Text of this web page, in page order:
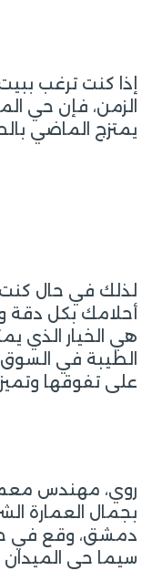
إذا كنت ترغب
الزمن، فإن حي
يمتزج الماضي
لذلك في حال
أحلامك بكل دقة
هي الخيار الذي
الطيبة في السوق
على تفوقها
روي، مهندس
بجمال العمارة
دمشق، وقع في حب
سيما حي الميدان